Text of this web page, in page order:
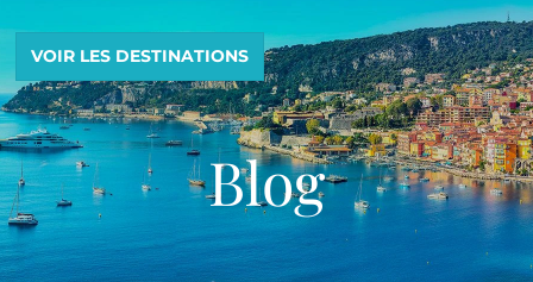
VOIR LES DESTINATIONS
Blog